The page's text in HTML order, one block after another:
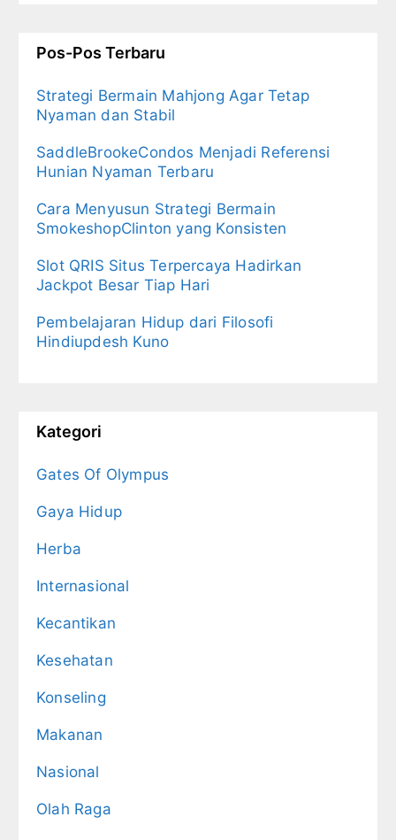
Pos-Pos Terbaru
Strategi Bermain Mahjong Agar Tetap
Nyaman dan Stabil
SaddleBrookeCondos Menjadi Referensi
Hunian Nyaman Terbaru
Cara Menyusun Strategi Bermain
SmokeshopClinton yang Konsisten
Slot QRIS Situs Terpercaya Hadirkan
Jackpot Besar Tiap Hari
Pembelajaran Hidup dari Filosofi
Hindiupdesh Kuno
Kategori
Gates Of Olympus
Gaya Hidup
Herba
Internasional
Kecantikan
Kesehatan
Konseling
Makanan
Nasional
Olah Raga